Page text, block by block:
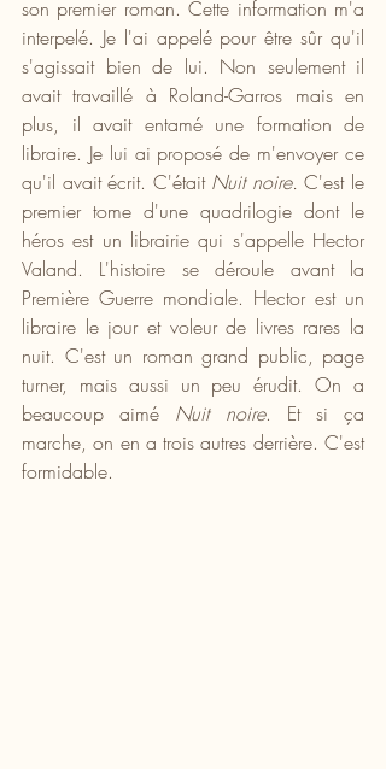
son premier roman. Cette information m'a
interpelé. Je l'ai appelé pour être sûr qu'il
s'agissait bien de lui. Non seulement il
avait travaillé à Roland-Garros mais en
plus, il avait entamé une formation de
libraire. Je lui ai proposé de m'envoyer ce
qu'il avait écrit. C'était Nuit noire. C'est le
premier tome d'une quadrilogie dont le
héros est un librairie qui s'appelle Hector
Valand. L'histoire se déroule avant la
Première Guerre mondiale. Hector est un
libraire le jour et voleur de livres rares la
nuit. C'est un roman grand public, page
turner, mais aussi un peu érudit. On a
beaucoup aimé Nuit noire. Et si ça
marche, on en a trois autres derrière. C'est
formidable.